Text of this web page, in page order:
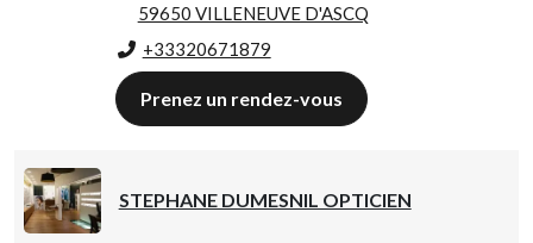
59650 VILLENEUVE D'ASCQ
+33320671879
Prenez un rendez-vous
STEPHANE DUMESNIL OPTICIEN